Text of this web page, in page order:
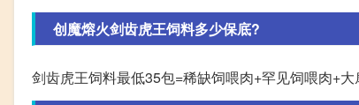
创魔熔火剑齿虎王饲料多少保底?
剑齿虎王饲料最低35包=稀缺饲喂肉+罕见饲喂肉+